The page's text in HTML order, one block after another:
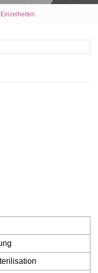
Einzelheiten